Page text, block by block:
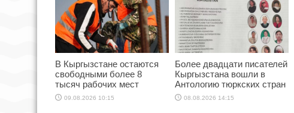
В Кыргызстане остаются
свободными более 8
тысяч рабочих мест
09.08.2026 10:15
Более двадцати писателей
Кыргызстана вошли в
Антологию тюркских стран
08.08.2026 14:15